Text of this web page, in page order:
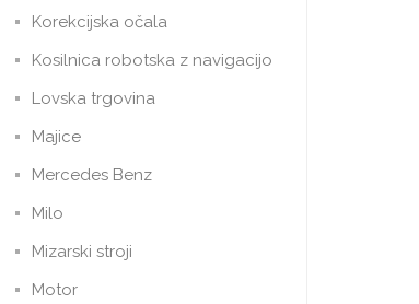
Korekcijska očala
Kosilnica robotska z navigacijo
Lovska trgovina
Majice
Mercedes Benz
Milo
Mizarski stroji
Motor